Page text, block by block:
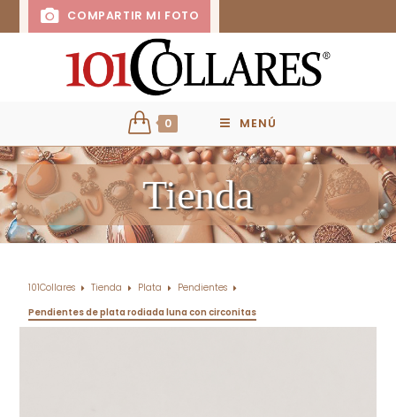
COMPARTIR MI FOTO
0 MENÚ
Tienda
101Collares Tienda Plata
Pendientes
Pendientes de plata rodiada luna con circonitas